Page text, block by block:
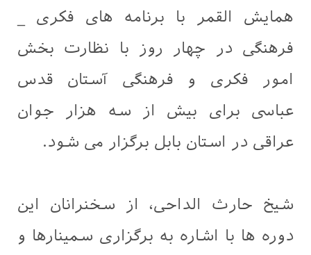
همایش القمر با برنامه های فکری _
فرهنگی در چهار روز با نظارت بخش
امور فکری و فرهنگی آستان قدس
عباسی برای بیش از سه هزار جوان
عراقی در استان بابل برگزار می شود.
شيخ حارث الداحی، از سخنرانان این
دوره ها با اشاره به برگزاری سمینارها و